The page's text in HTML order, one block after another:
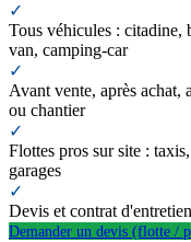
✓
Tous véhicules : citadine,
van, camping-car
✓
Avant vente, après achat,
ou chantier
✓
Flottes pros sur site :
garages
✓
Devis et contrat
Demander un devis (flotte /